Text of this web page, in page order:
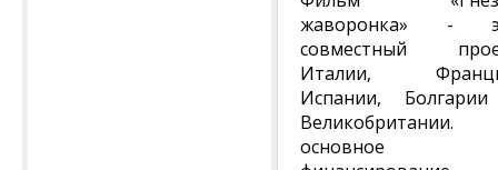
жаворонка» -
совместный
Италии,
Испании,
Великобритании.
основное